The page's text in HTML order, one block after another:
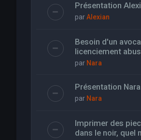
Présentation
parAlexian
Besoin d'un
licenciement
par Nara
Présentation Nara
par Nara
Imprimer des
dans le noir, quel